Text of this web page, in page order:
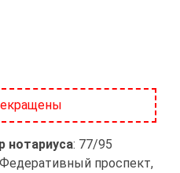
нотариуса: 77/95
проспект,